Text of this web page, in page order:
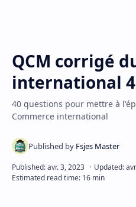
QCM corrigé
international
40 questions pour mettre à
Commerce international